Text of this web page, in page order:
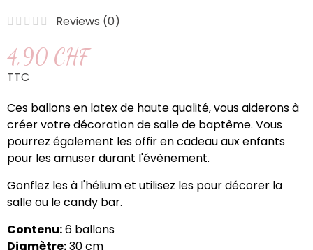
Reviews (0)
4,90 CHF
TTC
Ces ballons en latex de haute qualité, vous aiderons à
créer votre décoration de salle de baptême. Vous
pourrez également les offir en cadeau aux enfants
pour les amuser durant l'évènement.
Gonflez les à l'hélium et utilisez les pour décorer la
salle ou le candy bar.
Contenu:6 ballons
Diamètre:30 cm